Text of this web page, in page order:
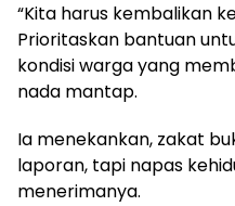
“Kita harus kembalikan
Prioritaskan bantuan
kondisi warga yang
nada mantap.
Ia menekankan, zakat
laporan, tapi napas
menerimanya.